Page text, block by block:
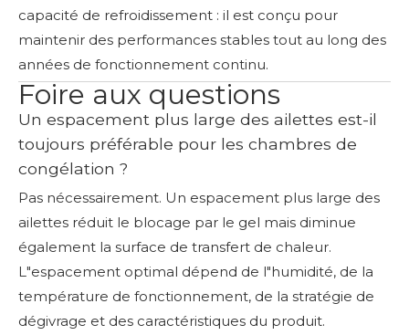
capacité de refroidissement : il est conçu pour
maintenir des performances stables tout au long des
années de fonctionnement continu.
Foire aux questions
Un espacement plus large des ailettes est-il
toujours préférable pour les chambres de
congélation ?
Pas nécessairement. Un espacement plus large des
ailettes réduit le blocage par le gel mais diminue
également la surface de transfert de chaleur.
L"espacement optimal dépend de l"humidité, de la
température de fonctionnement, de la stratégie de
dégivrage et des caractéristiques du produit.